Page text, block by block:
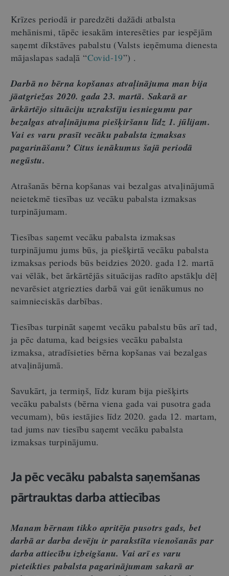
Krīzes periodā ir paredzēti dažādi atbalsta
mehānismi, tāpēc iesakām interesēties par iespējām
saņemt dīkstāves pabalstu (Valsts ieņēmuma dienesta
mājaslapas sadaļā “Covid-19”) .
Darbā no bērna kopšanas atvaļinājuma man bija
jāatgriežas 2020. gada 23. martā. Sakarā ar
ārkārtējo situāciju uzrakstīju iesniegumu par
bezalgas atvaļinājuma piešķiršanu līdz 1. jūlijam.
Vai es varu prasīt vecāku pabalsta izmaksas
pagarināšanu? Citus ienākumus šajā periodā
negūstu.
Atrašanās bērna kopšanas vai bezalgas atvaļinājumā
neietekmē tiesības uz vecāku pabalsta izmaksas
turpinājumam.
Tiesības saņemt vecāku pabalsta izmaksas
turpinājumu jums būs, ja piešķirtā vecāku pabalsta
izmaksas periods būs beidzies 2020. gada 12. martā
vai vēlāk, bet ārkārtējās situācijas radīto apstākļu dēļ
nevarēsiet atgriezties darbā vai gūt ienākumus no
saimnieciskās darbības.
Tiesības turpināt saņemt vecāku pabalstu būs arī tad,
ja pēc datuma, kad beigsies vecāku pabalsta
izmaksa, atradīsieties bērna kopšanas vai bezalgas
atvaļinājumā.
Savukārt, ja termiņš, līdz kuram bija piešķirts
vecāku pabalsts (bērna viena gada vai pusotra gada
vecumam), būs iestājies līdz 2020. gada 12. martam,
tad jums nav tiesību saņemt vecāku pabalsta
izmaksas turpinājumu.
Ja pēc vecāku pabalsta saņemšanas
pārtrauktas darba attiecības
Manam bērnam tikko apritēja pusotrs gads, bet
darbā ar darba devēju ir parakstīta vienošanās par
darba attiecību izbeigšanu. Vai arī es varu
pieteikties pabalsta pagarinājumam sakarā ar